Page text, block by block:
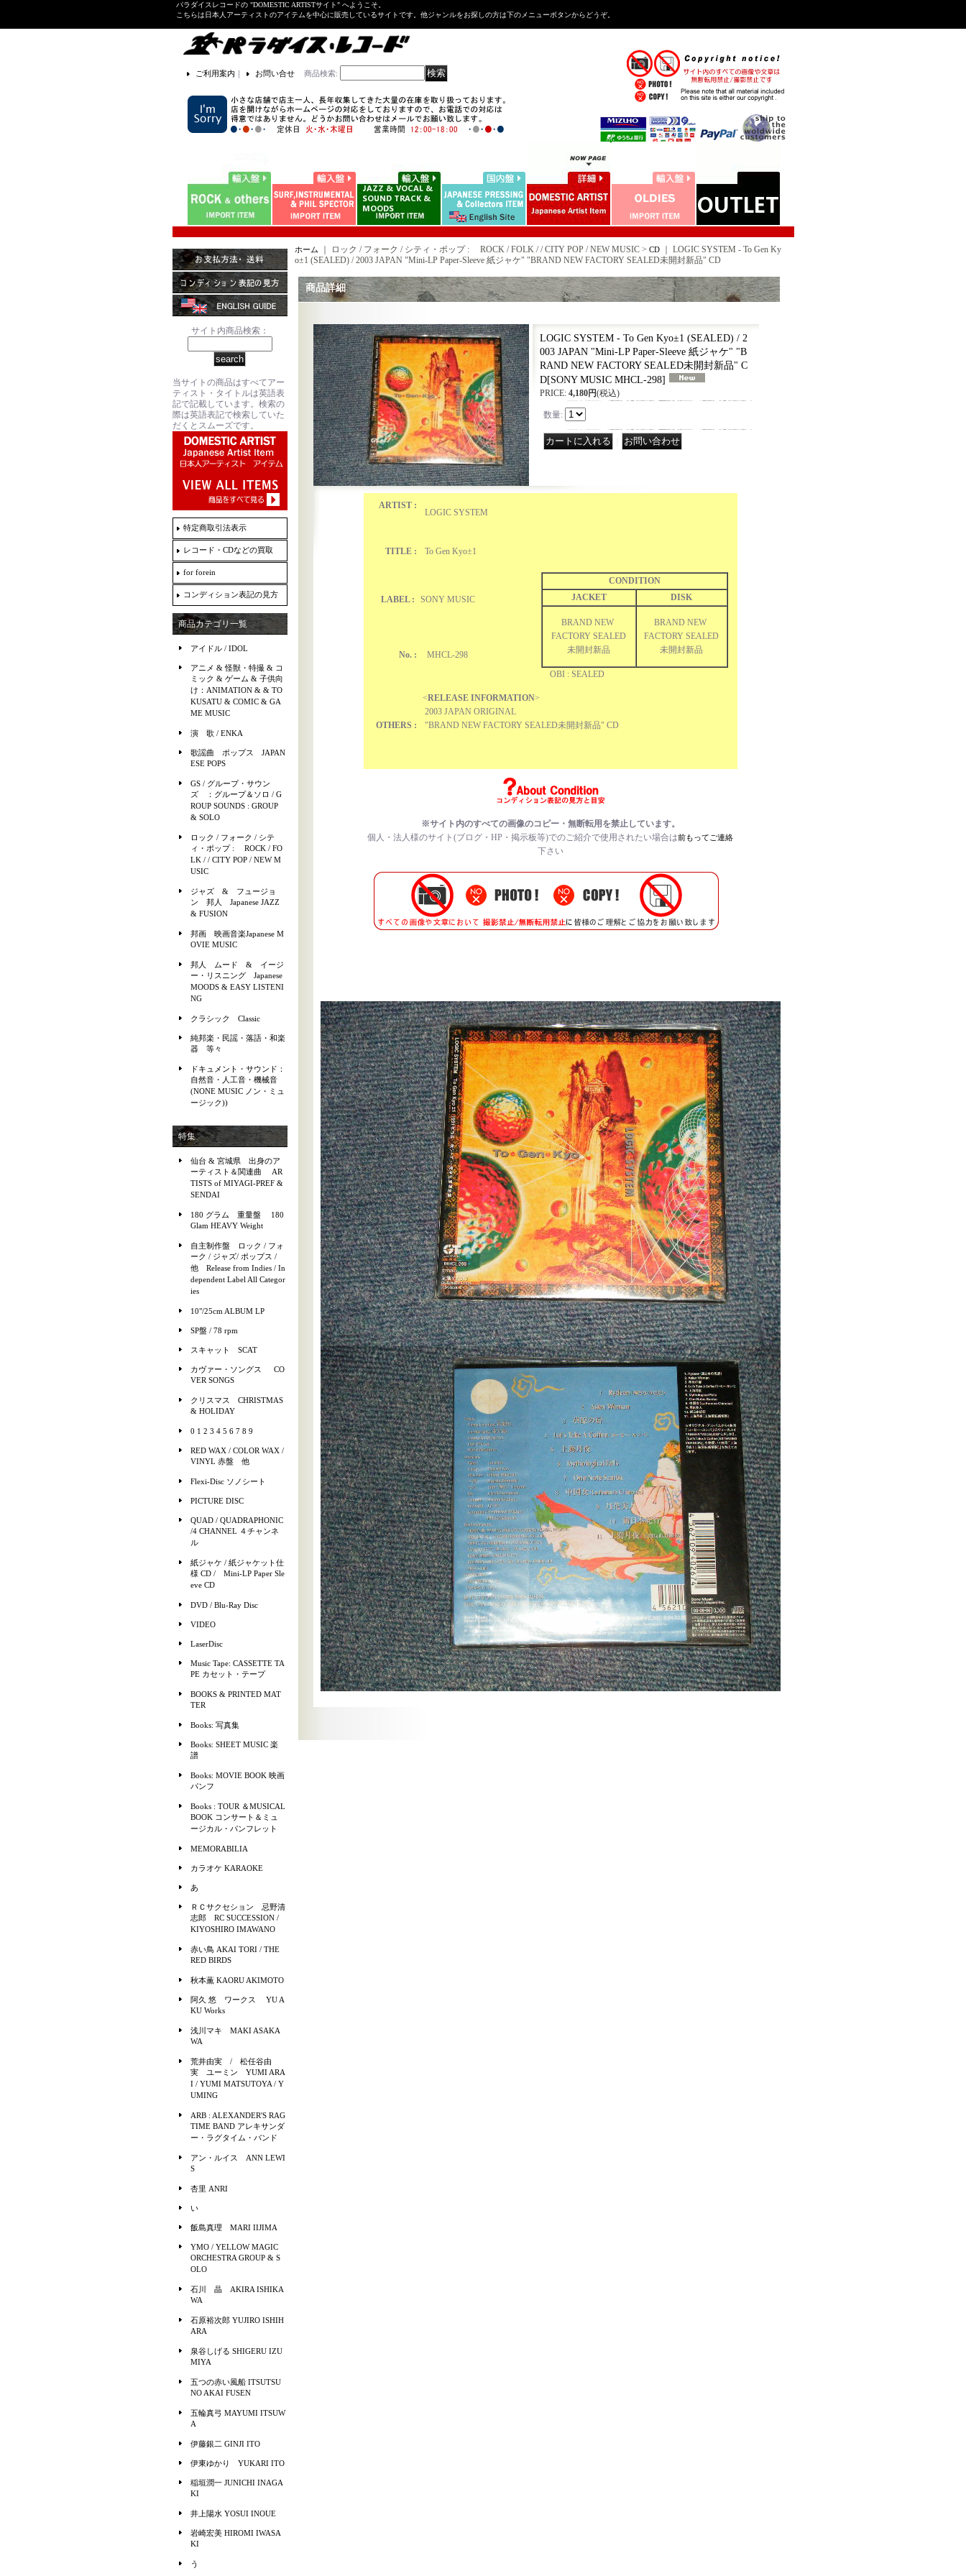
パラダイスレコードの "DOMESTIC ARTISTサイト" へようこそ。
こちらは日本人アーティストのアイテムを中心に販売しているサイトです。他ジャンルをお探しの方は下のメニューボタンからどうぞ。
ご利用案内 ｜ お問い合せ 商品検索:
サイト内商品検索：
当サイトの商品はすべてアー
ティスト・タイトルは英語表
記で記載しています。検索の
際は英語表記で検索していた
だくとスムーズです。
特定商取引法表示
レコード・CDなどの買取
for forein
コンディション表記の見方
商品カテゴリ一覧
アイドル / IDOL
アニメ & 怪獣・特撮 & コ
ミック & ゲーム & 子供向
け：ANIMATION & & TO
KUSATU & COMIC & GA
ME MUSIC
演 歌 / ENKA
歌謡曲 ポップス JAPAN
ESE POPS
GS / グループ・サウン
ズ ：グループ＆ソロ / G
ROUP SOUNDS : GROUP
& SOLO
ロック / フォーク / シテ
ィ・ポップ : ROCK / FO
LK / / CITY POP / NEW M
USIC
ジャズ & フュージョ
ン 邦人 Japanese JAZZ
& FUSION
邦画 映画音楽Japanese M
OVIE MUSIC
邦人 ムード & イージ
ー・リスニング Japanese
MOODS & EASY LISTENI
NG
クラシック Classic
純邦楽・民謡・落語・和楽
器 等々
ドキュメント・サウンド：
自然音・人工音・機械音
(NONE MUSIC ノン・ミュ
ージック))
特集
仙台 & 宮城県 出身のア
ーティスト＆関連曲 AR
TISTS of MIYAGI-PREF &
SENDAI
180 グラム 重量盤 180
Glam HEAVY Weight
自主制作盤 ロック / フォ
ーク / ジャズ/ ポップス /
他 Release from Indies / In
dependent Label All Categor
ies
10"/25cm ALBUM LP
SP盤 / 78 rpm
スキャット SCAT
カヴァー・ソングス CO
VER SONGS
クリスマス CHRISTMAS
& HOLIDAY
0 1 2 3 4 5 6 7 8 9
RED WAX / COLOR WAX /
VINYL 赤盤 他
Flexi-Disc ソノシート
PICTURE DISC
QUAD / QUADRAPHONIC
/4 CHANNEL ４チャンネ
ル
紙ジャケ / 紙ジャケット仕
様 CD / Mini-LP Paper Sle
eve CD
DVD / Blu-Ray Disc
VIDEO
LaserDisc
Music Tape: CASSETTE TA
PE カセット・テープ
BOOKS & PRINTED MAT
TER
Books: 写真集
Books: SHEET MUSIC 楽
譜
Books: MOVIE BOOK 映画
パンフ
Books : TOUR ＆MUSICAL
BOOK コンサート＆ミュ
ージカル・パンフレット
MEMORABILIA
カラオケ KARAOKE
あ
ＲＣサクセション 忌野清
志郎 RC SUCCESSION /
KIYOSHIRO IMAWANO
赤い鳥 AKAI TORI / THE
RED BIRDS
秋本薫 KAORU AKIMOTO
阿久 悠 ワークス YU A
KU Works
浅川マキ MAKI ASAKA
WA
荒井由実 / 松任谷由
実 ユーミン YUMI ARA
I / YUMI MATSUTOYA / Y
UMING
ARB : ALEXANDER'S RAG
TIME BAND アレキサンダ
ー・ラグタイム・バンド
アン・ルイス ANN LEWI
S
杏里 ANRI
い
飯島真理 MARI IIJIMA
YMO / YELLOW MAGIC
ORCHESTRA GROUP & S
OLO
石川 晶 AKIRA ISHIKA
WA
石原裕次郎 YUJIRO ISHIH
ARA
泉谷しげる SHIGERU IZU
MIYA
五つの赤い風船 ITSUTSU
NO AKAI FUSEN
五輪真弓 MAYUMI ITSUW
A
伊藤銀二 GINJI ITO
伊東ゆかり YUKARI ITO
稲垣潤一 JUNICHI INAGA
KI
井上陽水 YOSUI INOUE
岩崎宏美 HIROMI IWASA
KI
う
ホーム ｜ ロック / フォーク / シティ・ポップ : ROCK / FOLK / / CITY POP / NEW MUSIC > CD｜ LOGIC SYSTEM - To Gen Ky
o±1 (SEALED) / 2003 JAPAN "Mini-LP Paper-Sleeve 紙ジャケ" "BRAND NEW FACTORY SEALED未開封新品" CD
商品詳細
LOGIC SYSTEM - To Gen Kyo±1 (SEALED) / 2
003 JAPAN "Mini-LP Paper-Sleeve 紙ジャケ" "B
RAND NEW FACTORY SEALED未開封新品" C
D[SONY MUSIC MHCL-298]
PRICE: 4,180円(税込)
数量:
ARTIST :
LOGIC SYSTEM
TITLE : To Gen Kyo±1
LABEL : SONY MUSIC
CONDITION
JACKET
DISK
BRAND NEW
FACTORY SEALED
未開封新品
BRAND NEW
FACTORY SEALED
未開封新品
OBI : SEALED
No. : MHCL-298
OTHERS :
<RELEASE INFORMATION>
2003 JAPAN ORIGINAL
"BRAND NEW FACTORY SEALED未開封新品" CD
※サイト内のすべての画像のコピー・無断転用を禁止しています。
個人・法人様のサイト(ブログ・HP・掲示板等)でのご紹介で使用されたい場合は前もってご連絡
下さい